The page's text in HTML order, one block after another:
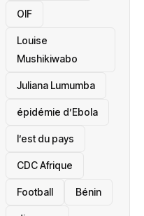
OIF
Louise
Mushikiwabo
Juliana Lumumba
épidémie d’Ebola
l’est du pays
CDC Afrique
Football Bénin